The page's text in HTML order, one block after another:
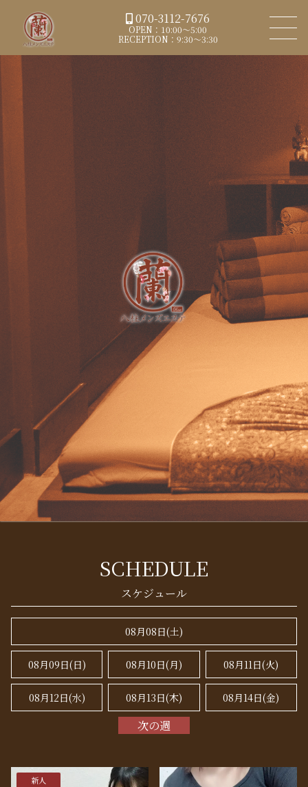
070-3112-7676
OPEN：10:00～5:00
RECEPTION：9:30～3:30
SCHEDULE
08月08日(土)
08月09日(日) 08月10日(月) 08月11日(火)
08月12日(水) 08月13日(木) 08月14日(金)
次の週
新人